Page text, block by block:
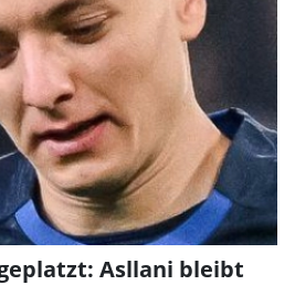
Asllani bleibt